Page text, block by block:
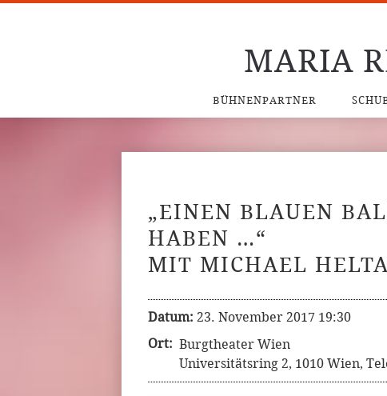
MARIA
BÜHNENPARTNER
„EINEN BLAUEN
HABEN …“
MIT MICHAEL
Datum: 23. November 2017 19:30
Ort: Burgtheater Wien
Universitätsring 2, 1010 Wien,